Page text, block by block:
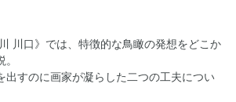
川口》では、特徴的な鳥瞰の発想をどこか
出すのに画家が凝らした二つの工夫につい